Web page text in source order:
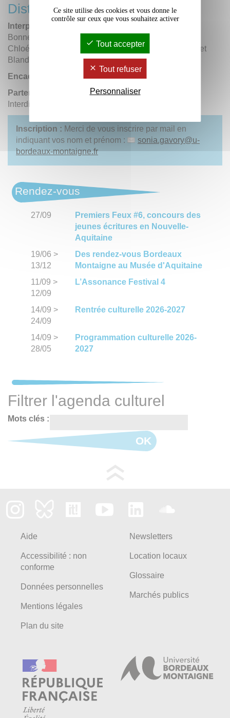
Distribution et partenaires
Interprètes
Bonnemaison, Raphaël Cano-Lopez, Mafalda Collet,
Chloé Coulangeon, Netty Dupuis-Leyris, Lyall Fabre et
Blandine Giraudon-Rousselie.
Encadrement du groupe
Partenaires
: Éditions L’Espace d’un instant, Sens
Interdits, Festival Écho de Lioubimovka.
Inscription : Merci de vous inscrire par mail en
indiquant vos nom et prénom :
sonia.gavory@u-
bordeaux-montaigne.fr
Rendez-vous
27/09
Premiers Feux #6, concours des
jeunes écritures en Nouvelle-
Aquitaine
19/06 >
13/12
Des rendez-vous Bordeaux
Montaigne au Musée d'Aquitaine
11/09 >
12/09
L’Assonance Festival 4
14/09 >
24/09
Rentrée culturelle 2026-2027
14/09 >
28/05
Programmation culturelle 2026-
2027
Filtrer l'agenda culturel
Mots clés :
OK
Aide
Accessibilité : non
conforme
Données personnelles
Mentions légales
Plan du site
Newsletters
Location locaux
Glossaire
Marchés publics
Ce site utilise des cookies et vous donne le
contrôle sur ceux que vous souhaitez activer
Tout accepter
Tout refuser
Personnaliser